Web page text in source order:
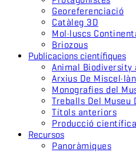
Georeferenciació
Catàleg 3D
Mol·luscs
Briozous
Publicacions científiques
Animal Biodiversity
Arxius De
Monografies del
Treballs Del Museu
Títols anteriors
Producció
Recursos
Panoràmiques